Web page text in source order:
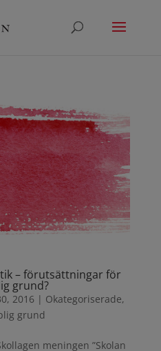
– förutsättningar för
grund?
2016 | Okategoriserade,
grund
meningen ”Skolan